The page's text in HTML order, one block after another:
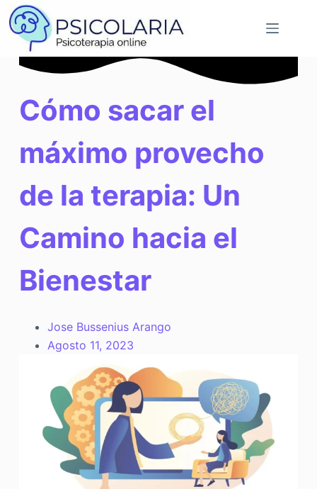
Saltar
contenido
Cómo sacar el
máximo provecho
de la terapia: Un
Camino hacia el
Bienestar
Jose Bussenius Arango
Agosto 11, 2023